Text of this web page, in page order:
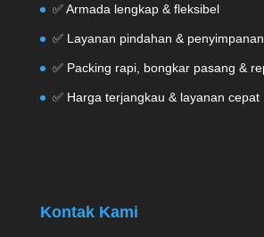
✅ Armada lengkap & fleksibel
✅ Layanan pindahan & penyimpanan
✅ Packing rapi, bongkar pasang &
✅ Harga terjangkau & layanan cepat
Kontak Kami